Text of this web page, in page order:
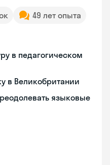
49 лет опыта
в педагогическом
в Великобритании
языковые